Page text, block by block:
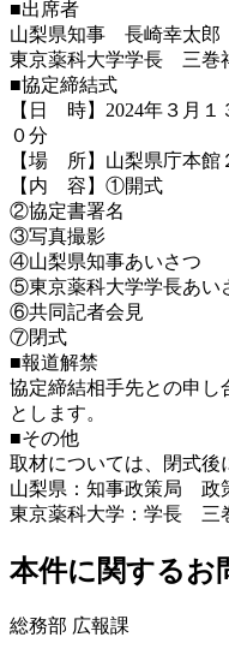
■出席者
山梨県知事 長崎幸太郎
東京薬科大学学長 三巻
■協定締結式
【日 時】2024年３月１
０分
【場 所】山梨県庁本
【内 容】①開式
②協定書署名
③写真撮影
④山梨県知事あいさつ
⑤東京薬科大学学長あい
⑥共同記者会見
⑦閉式
■報道解禁
協定締結相手先との申し
とします。
■その他
取材については、閉式後
山梨県：知事政策局
東京薬科大学：学長 三
本件に関するお
総務部 広報課